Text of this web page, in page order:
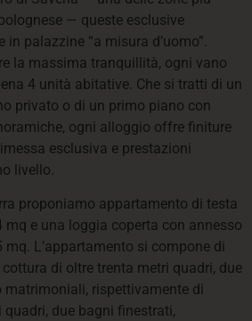
— queste esclusive
in palazzine “a misura d’uomo”.
la massima tranquillità, ogni vano
4 unità abitative. Che si tratti di un
privato o di un primo piano con
ogni alloggio offre finiture
esclusiva e prestazioni
livello.
proponiamo appartamento di testa
e una loggia coperta con annesso
L’appartamento si compone di
di oltre trenta metri quadri, due
matrimoniali, rispettivamente di
due bagni finestrati,